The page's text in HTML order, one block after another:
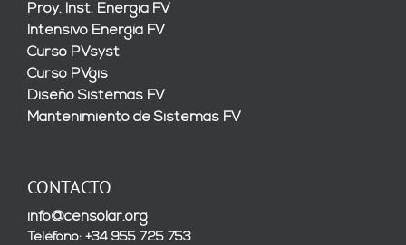
Proy. Inst. Energía FV
Intensivo Energía FV
Curso PVsyst
Curso PVgis
Diseño Sistemas FV
Mantenimiento de Sistemas FV
CONTACTO
info@censolar.org
Teléfono: +34 955 725 753